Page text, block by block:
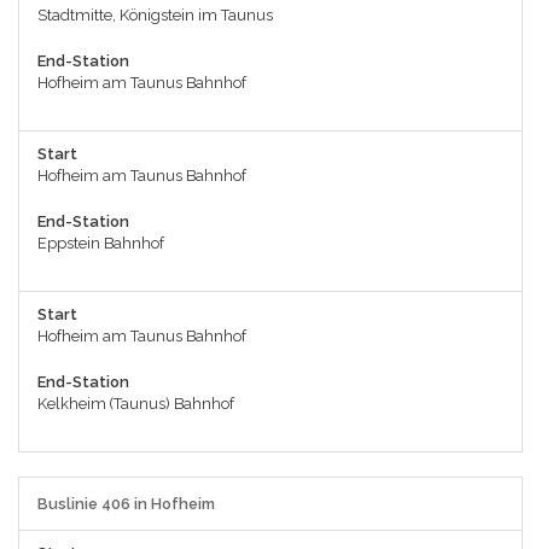
Stadtmitte, Königstein im Taunus
End-Station
Hofheim am Taunus Bahnhof
Start
Hofheim am Taunus Bahnhof
End-Station
Eppstein Bahnhof
Start
Hofheim am Taunus Bahnhof
End-Station
Kelkheim (Taunus) Bahnhof
Buslinie 406 in Hofheim